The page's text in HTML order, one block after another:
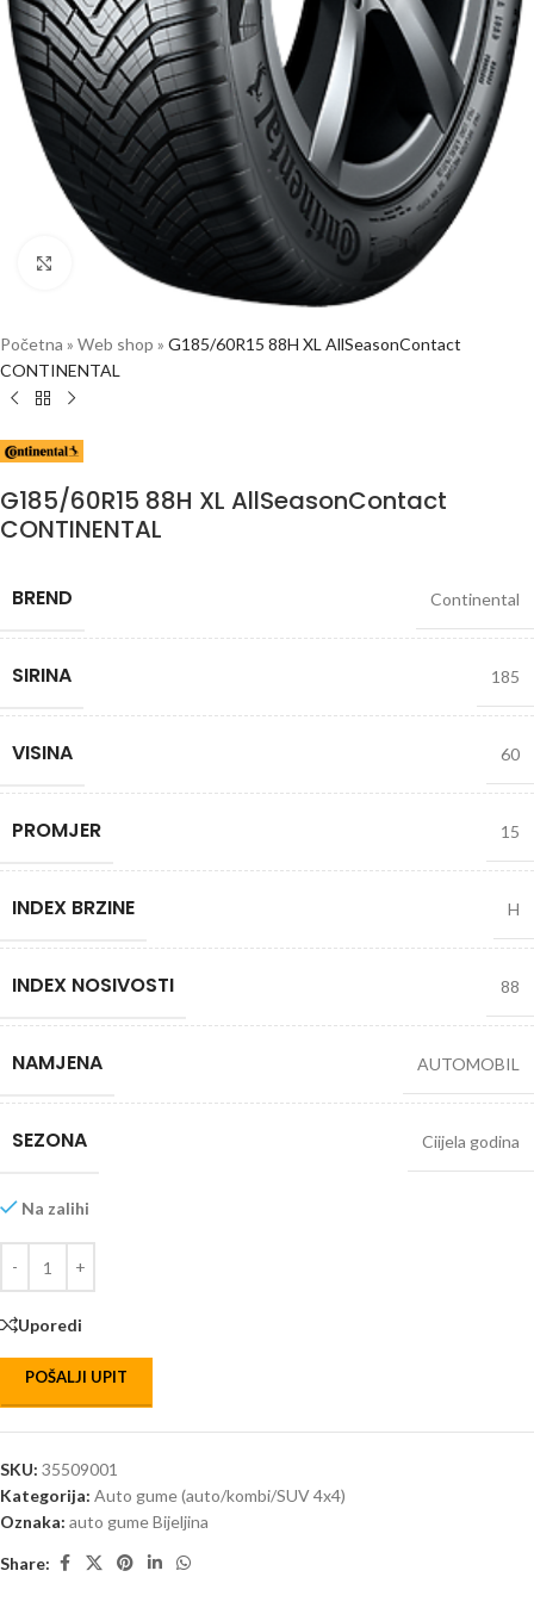
Click to enlarge
Početna » Web shop » G185/60R15 88H XL AllSeasonContact
CONTINENTAL
G185/60R15 88H XL AllSeasonContact
CONTINENTAL
BREND Continental
SIRINA 185
VISINA 60
PROMJER 15
INDEX BRZINE H
INDEX NOSIVOSTI 88
NAMJENA AUTOMOBIL
SEZONA Ciijela godina
Na zalihi
Uporedi
POŠALJI UPIT
SKU: 35509001
Kategorija: Auto gume (auto/kombi/SUV 4x4)
Oznaka: auto gume Bijeljina
Share: